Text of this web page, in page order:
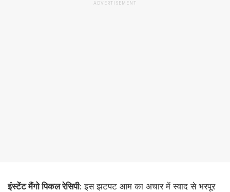
ADVERTISEMENT
इंस्टेंट मैंगो पिकल रेसिपी: इस झटपट आम का अचार में स्वाद से भरपूर